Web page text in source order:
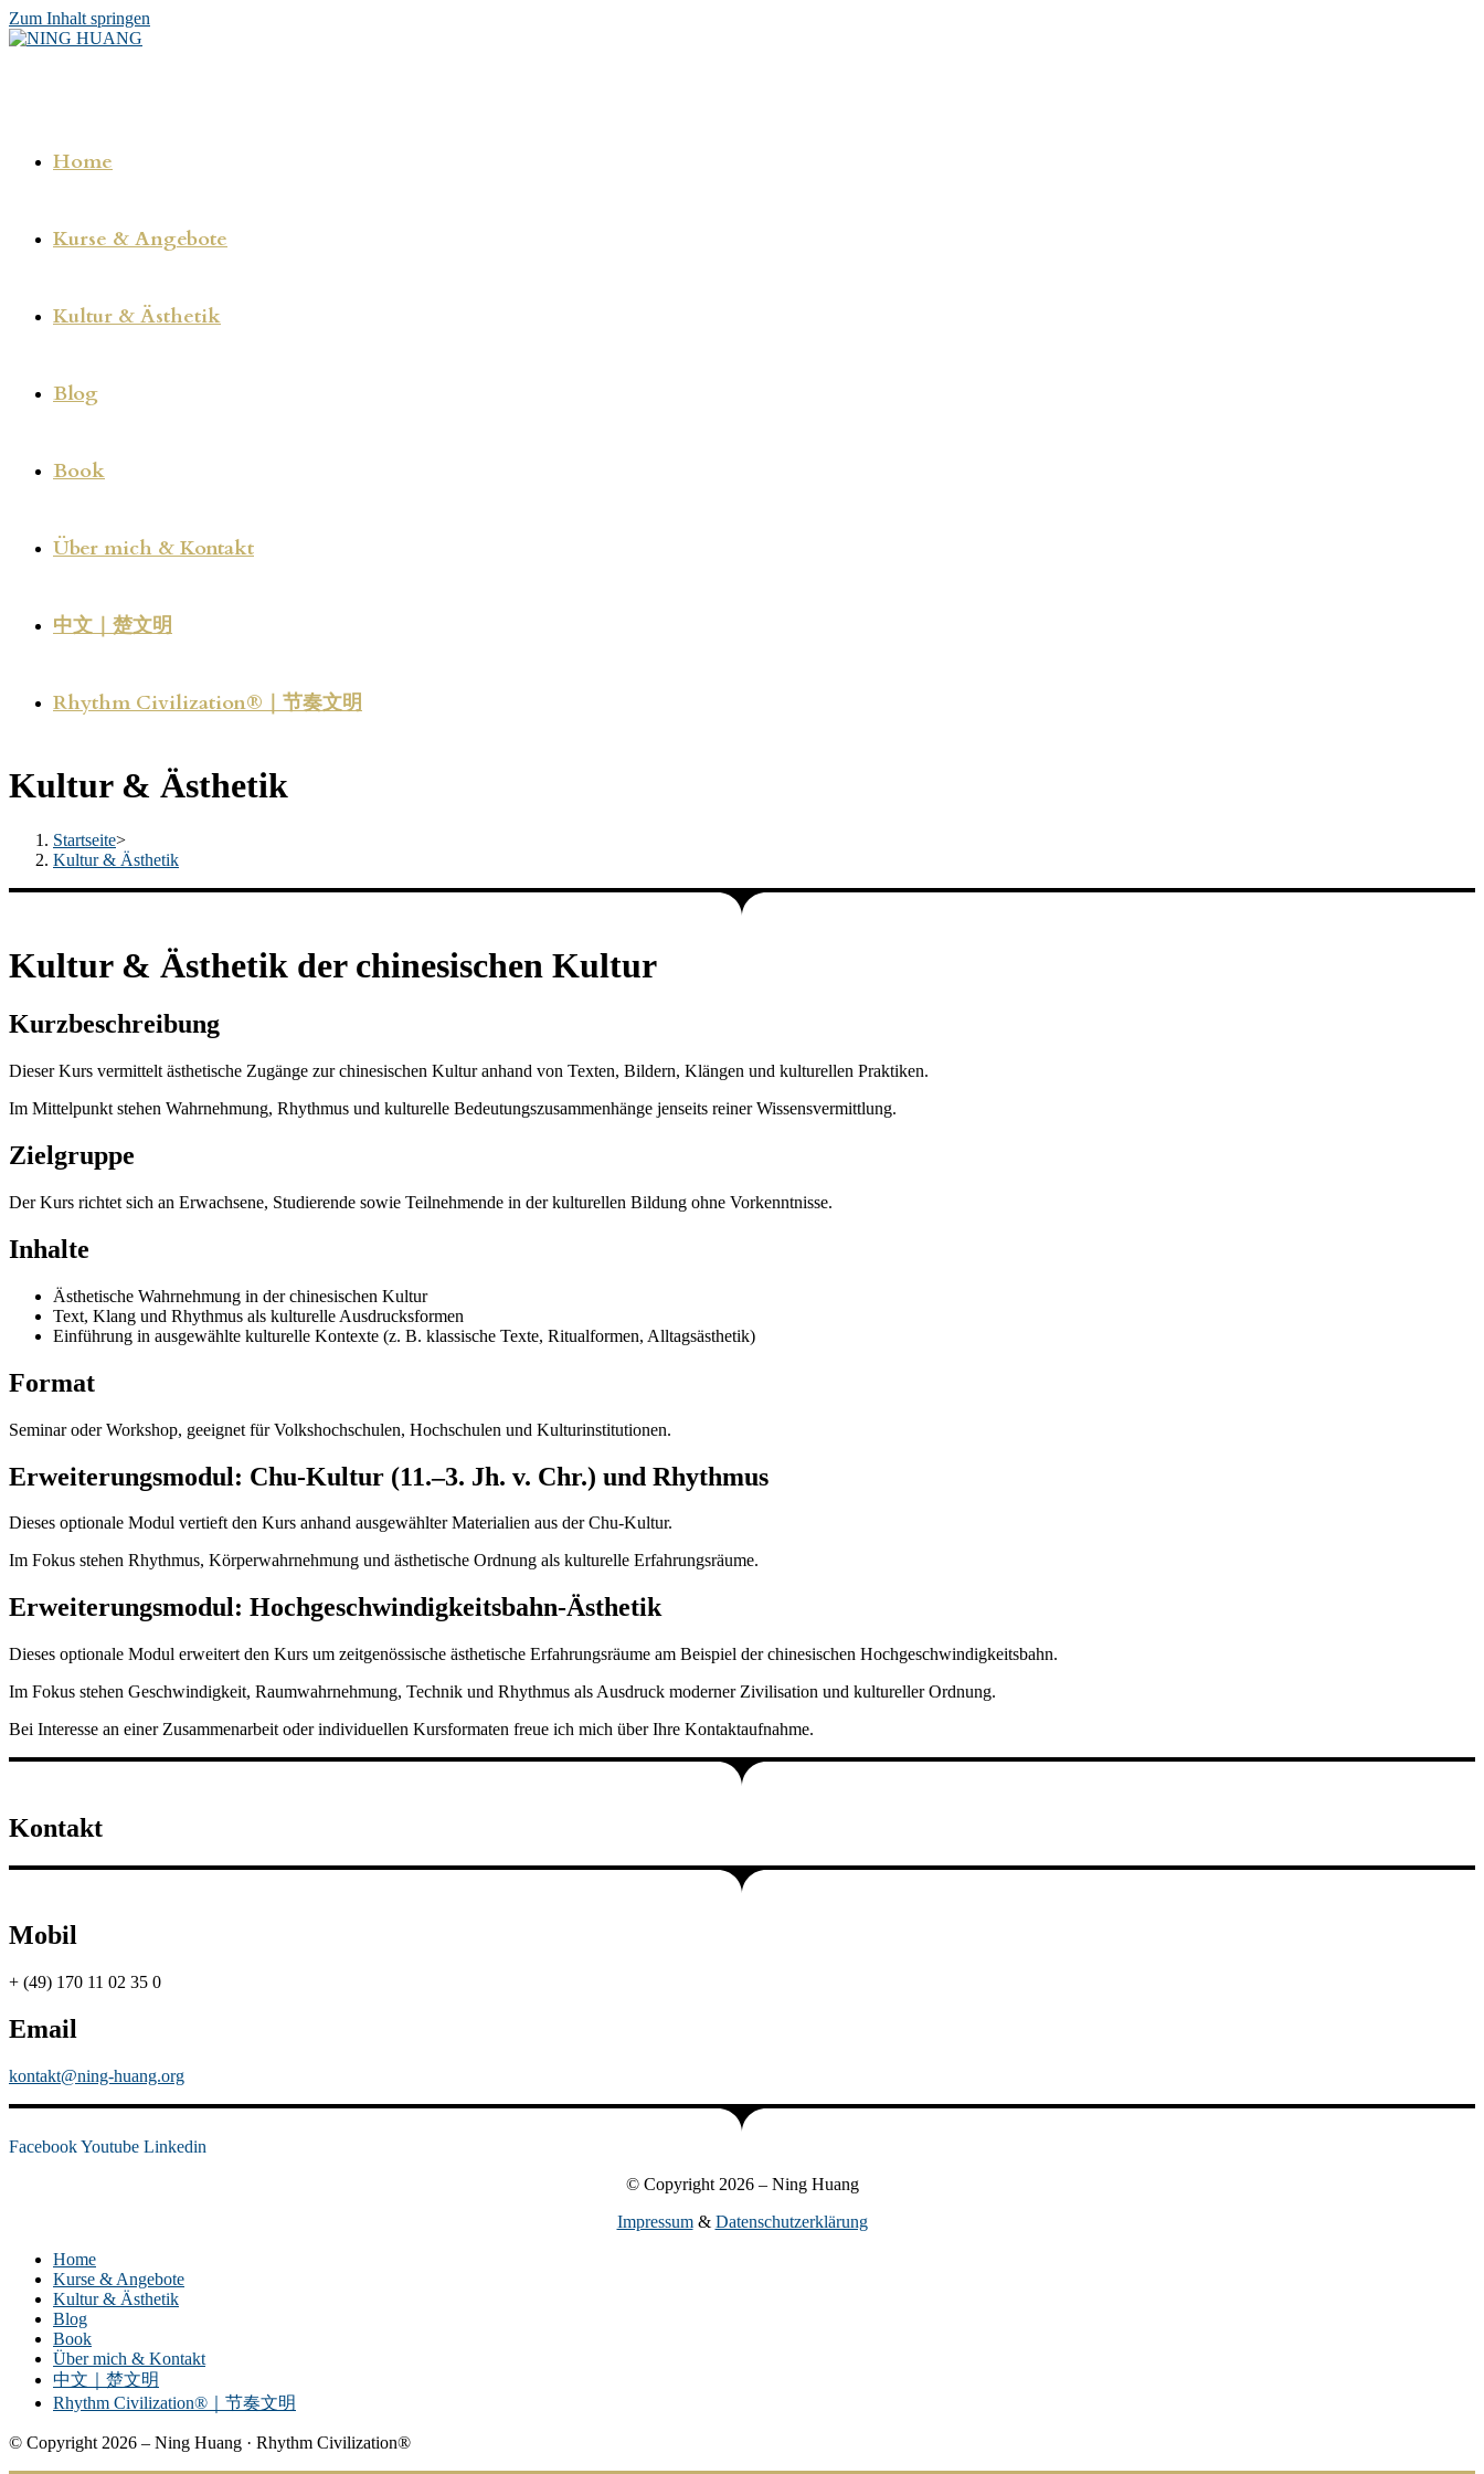
Zum Inhalt springen
Home
Kurse & Angebote
Kultur & Ästhetik
Blog
Book
Über mich & Kontakt
中文｜楚文明
Rhythm Civilization®｜节奏文明
Kultur & Ästhetik
Startseite>
Kultur & Ästhetik
Kultur & Ästhetik der chinesischen Kultur
Kurzbeschreibung
Dieser Kurs vermittelt ästhetische Zugänge zur chinesischen Kultur anhand von Texten, Bildern, Klängen und kulturellen Praktiken.
Im Mittelpunkt stehen Wahrnehmung, Rhythmus und kulturelle Bedeutungszusammenhänge jenseits reiner Wissensvermittlung.
Zielgruppe
Der Kurs richtet sich an Erwachsene, Studierende sowie Teilnehmende in der kulturellen Bildung ohne Vorkenntnisse.
Inhalte
Ästhetische Wahrnehmung in der chinesischen Kultur
Text, Klang und Rhythmus als kulturelle Ausdrucksformen
Einführung in ausgewählte kulturelle Kontexte (z. B. klassische Texte, Ritualformen, Alltagsästhetik)
Format
Seminar oder Workshop, geeignet für Volkshochschulen, Hochschulen und Kulturinstitutionen.
Erweiterungsmodul: Chu-Kultur (11.–3. Jh. v. Chr.) und Rhythmus
Dieses optionale Modul vertieft den Kurs anhand ausgewählter Materialien aus der Chu-Kultur.
Im Fokus stehen Rhythmus, Körperwahrnehmung und ästhetische Ordnung als kulturelle Erfahrungsräume.
Erweiterungsmodul: Hochgeschwindigkeitsbahn-Ästhetik
Dieses optionale Modul erweitert den Kurs um zeitgenössische ästhetische Erfahrungsräume am Beispiel der chinesischen Hochgeschwindigkeitsbahn.
Im Fokus stehen Geschwindigkeit, Raumwahrnehmung, Technik und Rhythmus als Ausdruck moderner Zivilisation und kultureller Ordnung.
Bei Interesse an einer Zusammenarbeit oder individuellen Kursformaten freue ich mich über Ihre Kontaktaufnahme.
Kontakt
Mobil
+ (49) 170 11 02 35 0
Email
kontakt@ning-huang.org
FacebookYoutube Linkedin
© Copyright 2026 – Ning Huang
Impressum& Datenschutzerklärung
Home
Kurse & Angebote
Kultur & Ästhetik
Blog
Book
Über mich & Kontakt
中文｜楚文明
Rhythm Civilization®｜节奏文明
© Copyright 2026 – Ning Huang · Rhythm Civilization®